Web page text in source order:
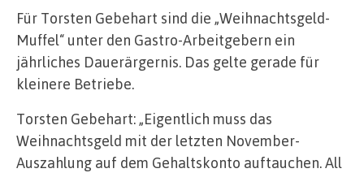
Für Torsten Gebehart sind die „Weihnachtsgeld-
Muffel“ unter den Gastro-Arbeitgebern ein
jährliches Dauerärgernis. Das gelte gerade für
kleinere Betriebe.
Torsten Gebehart: „Eigentlich muss das
Weihnachtsgeld mit der letzten November-
Auszahlung auf dem Gehaltskonto auftauchen. All